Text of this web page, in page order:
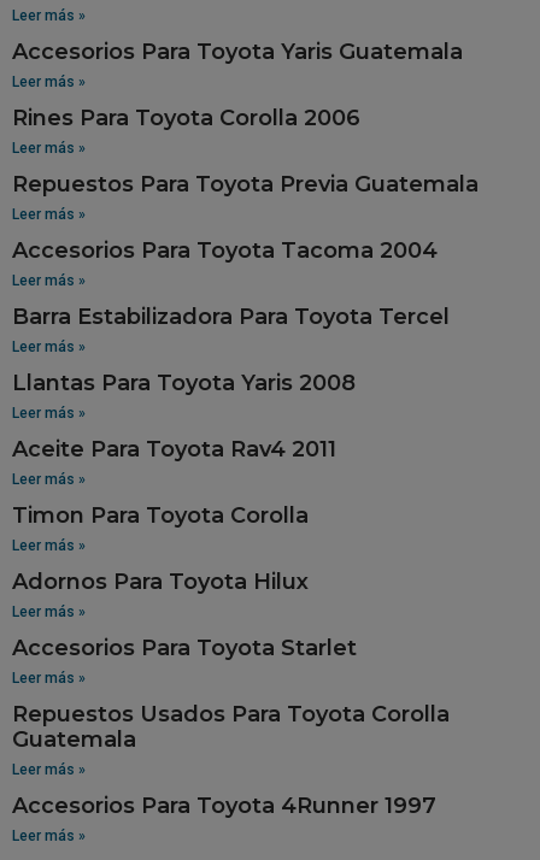
Leer más »
Accesorios Para Toyota Yaris Guatemala
Leer más »
Rines Para Toyota Corolla 2006
Leer más »
Repuestos Para Toyota Previa Guatemala
Leer más »
Accesorios Para Toyota Tacoma 2004
Leer más »
Barra Estabilizadora Para Toyota Tercel
Leer más »
Llantas Para Toyota Yaris 2008
Leer más »
Aceite Para Toyota Rav4 2011
Leer más »
Timon Para Toyota Corolla
Leer más »
Adornos Para Toyota Hilux
Leer más »
Accesorios Para Toyota Starlet
Leer más »
Repuestos Usados Para Toyota Corolla
Guatemala
Leer más »
Accesorios Para Toyota 4Runner 1997
Leer más »